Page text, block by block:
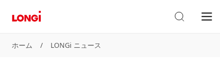
ホーム / LONGi ニュース